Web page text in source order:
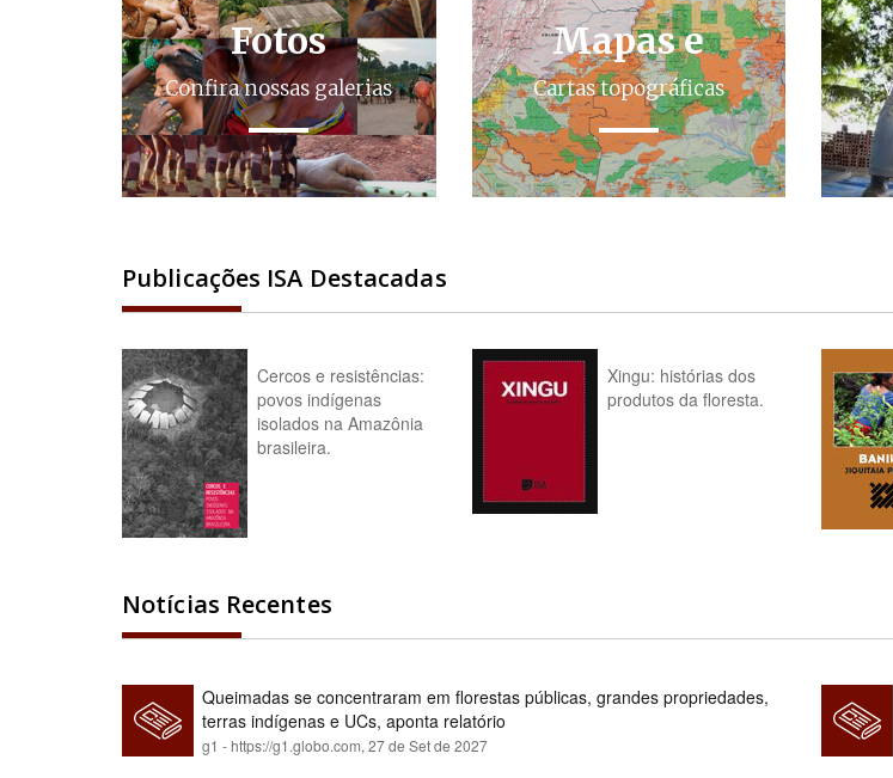
Fotos
Confira nossas galerias
Mapas e
Cartas topográficas
Publicações ISA Destacadas
Cercos e resistências:
povos indígenas
isolados na Amazônia
brasileira.
Xingu: histórias dos
produtos da floresta.
Notícias Recentes
Queimadas se concentraram em florestas públicas, grandes propriedades,
terras indígenas e UCs, aponta relatório
g1 - https://g1.globo.com, 27 de Set de 2027